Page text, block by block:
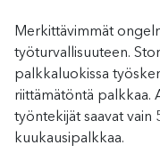
Merkittävimmät
työturvallisuuteen.
palkkaluokissa
riittämätöntä palkkaa.
työntekijät saavat vain
kuukausipalkkaa.